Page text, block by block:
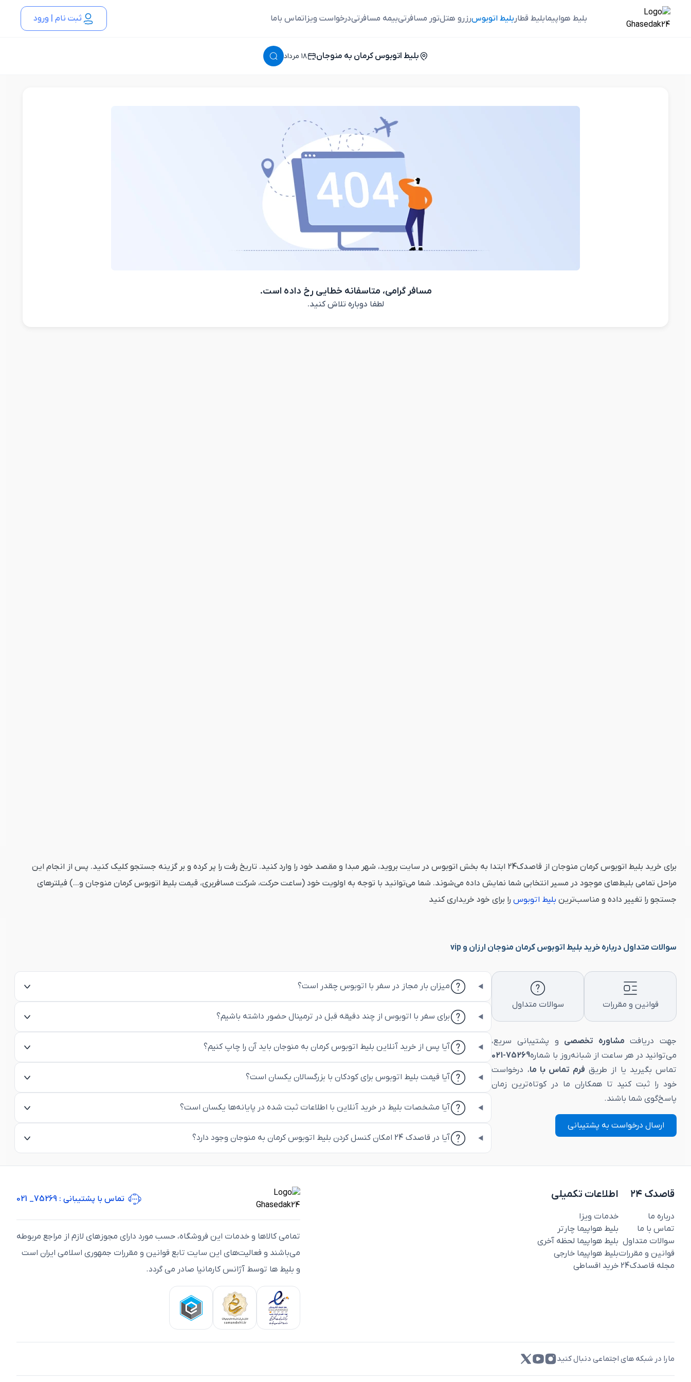
بلیط هواپیمابلیط قطاربلیط اتوبوسرزرو هتلتور مسافرتیبیمه مسافرتیدرخواست ویزاتماس باما ثبت نام | ورود
بلیط اتوبوس کرمان به منوجان ١٨ مرداد
مسافر گرامی، متاسفانه خطایی رخ داده است.
لطفا دوباره تلاش کنید.
برای خرید بلیط اتوبوس کرمان منوجان از قاصدک24 ابتدا به بخش اتوبوس در سایت بروید، شهر مبدا و مقصد خود را وارد کنید. تاریخ رفت را پر کرده و بر گزینه جستجو کلیک کنید. پس از انجام این
مراحل تمامی بلیط‌های موجود در مسیر انتخابی شما نمایش داده می‌شوند. شما می‌توانید با توجه به اولویت خود (ساعت حرکت، شرکت مسافربری، قیمت بلیط اتوبوس کرمان منوجان و...) فیلترهای
جستجو را تغییر داده و مناسب‌ترین بلیط اتوبوس را برای خود خریداری کنید
سوالات متداول درباره خرید بلیط اتوبوس کرمان منوجان ارزان و vip
قوانین و مقررات سوالات متداول
جهت دریافت مشاوره تخصصی و پشتیبانی سریع،
می‌توانید در هر ساعت از شبانه‌روز با شماره75269-021
تماس بگیرید یا از طریق فرم تماس با ما، درخواست
خود را ثبت کنید تا همکاران ما در کوتاه‌ترین زمان
پاسخ‌گوی شما باشند.
ارسال درخواست به پشتیبانی
میزان بار مجاز در سفر با اتوبوس چقدر است؟
برای سفر با اتوبوس از چند دقیقه قبل در ترمینال حضور داشته باشیم؟
آیا پس از خرید آنلاین بلیط اتوبوس کرمان به منوجان باید آن را چاپ کنیم؟
آیا قیمت بلیط اتوبوس برای کودکان با بزرگسالان یکسان است؟
آیا مشخصات بلیط در خرید آنلاین با اطلاعات ثبت شده در پایانه‌ها یکسان است؟
آیا در قاصدک 24 امکان کنسل کردن بلیط اتوبوس کرمان به منوجان وجود دارد؟
قاصدک ۲۴
درباره ما
تماس با ما
سوالات متداول
قوانین و مقررات
مجله قاصدک‌24
اطلاعات تکمیلی
خدمات ویزا
بلیط هواپیما چارتر
بلیط هواپیما لحظه آخری
بلیط هواپیما خارجی
خرید اقساطی
تماس با پشتیبانی : 75269_ 021
تمامی كالاها و خدمات اين فروشگاه، حسب مورد دارای مجوزهای لازم از مراجع مربوطه
می‌باشند و فعاليت‌های اين سايت تابع قوانين و مقررات جمهوری اسلامی ايران است
و بلیط ها توسط آژانس کارمانیا صادر می گردد.
مارا در شبکه های اجتماعی دنبال کنید